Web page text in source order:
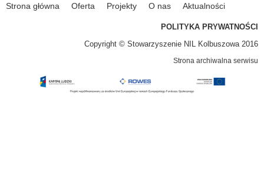
Strona główna Oferta Projekty O nas Aktualności
POLITYKA PRYWATNOŚCI
Copyright © Stowarzyszenie NIL Kolbuszowa 2016
Strona archiwalna serwisu